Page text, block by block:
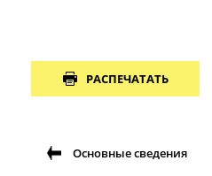
РАСПЕЧАТАТЬ
Основные сведения